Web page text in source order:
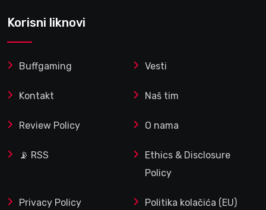
Korisni liknovi
Buffgaming Vesti
Kontakt Naš tim
Review Policy O nama
📡 RSS
Ethics & Disclosure
Policy
Privacy Policy Politika kolačića (EU)